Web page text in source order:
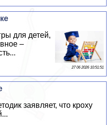
для детей,
–
27 06 2026 10:51:51
заявляет, что кроху